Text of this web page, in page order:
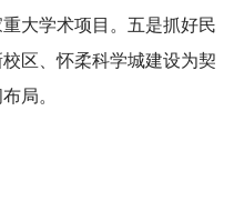
大学术项目。五是抓好民
区、怀柔科学城建设为契
局。